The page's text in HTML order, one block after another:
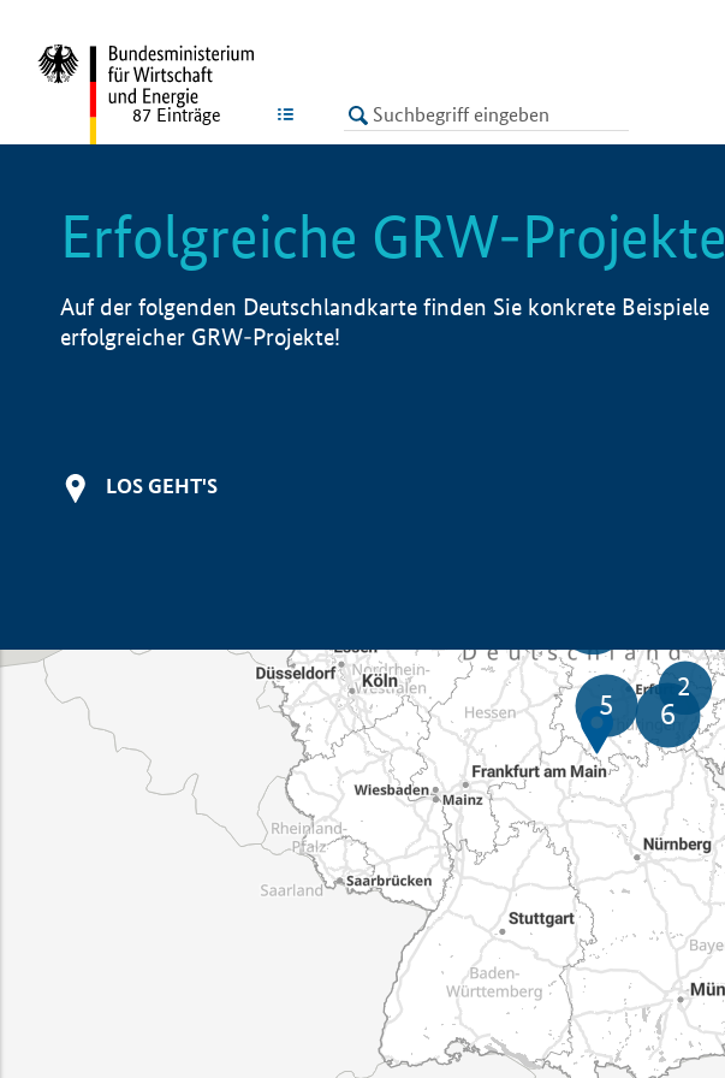
LISTE
87 Einträge
Erfolgreiche GRW-Projekte
Auf der folgenden Deutschlandkarte finden Sie konkrete Beispiele
erfolgreicher GRW-Projekte!
LOS GEHT'S